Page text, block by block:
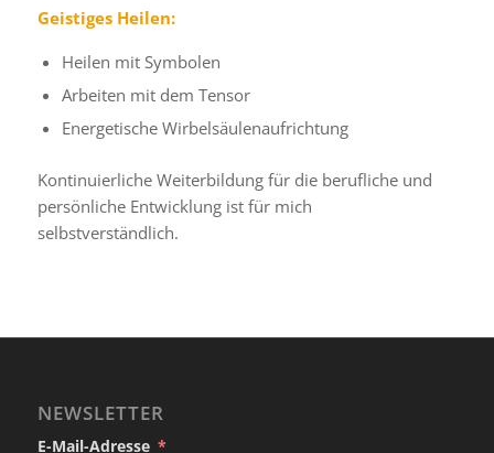
Geistiges Heilen:
Heilen mit Symbolen
Arbeiten mit dem Tensor
Energetische Wirbelsäulenaufrichtung
Kontinuierliche Weiterbildung für die berufliche und
persönliche Entwicklung ist für mich
selbstverständlich.
NEWSLETTER
E-Mail-Adresse